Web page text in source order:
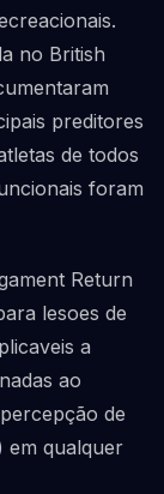
no British
preditores
de todos
foram
Return
lesoes de
a
ao
de
em qualquer